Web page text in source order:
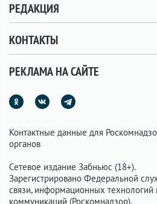
РЕДАКЦИЯ
КОНТАКТЫ
РЕКЛАМА НА САЙТЕ
Контактные данные для
органов
Сетевое издание Забньюс (18+).
Зарегистрировано Федеральной
связи, информационных технологий
коммуникаций (Роскомнадзор).